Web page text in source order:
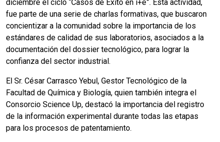
diciembre el ciclo “Casos de Éxito en i+e”. Esta actividad,
fue parte de una serie de charlas formativas, que buscaron
concientizar a la comunidad sobre la importancia de los
estándares de calidad de sus laboratorios, asociados a la
documentación del dossier tecnológico, para lograr la
confianza del sector industrial.
El Sr. César Carrasco Yebul, Gestor Tecnológico de la
Facultad de Química y Biología, quien también integra el
Consorcio Science Up, destacó la importancia del registro
de la información experimental durante todas las etapas
para los procesos de patentamiento.